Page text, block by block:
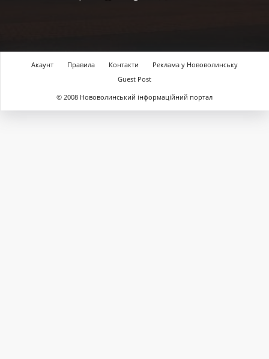
Акаунт Правила Контакти
Реклама у Нововолинську
Guest Post
© 2008 Нововолинський інформаційний портал